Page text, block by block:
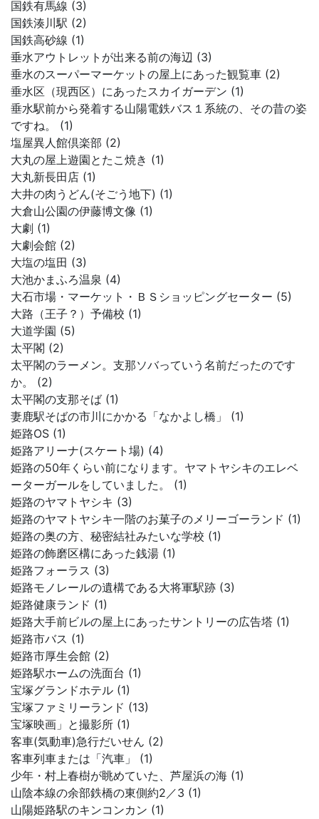
国鉄有馬線 (3)
国鉄湊川駅 (2)
国鉄高砂線 (1)
垂水アウトレットが出来る前の海辺 (3)
垂水のスーパーマーケットの屋上にあった観覧車 (2)
垂水区（現西区）にあったスカイガーデン (1)
垂水駅前から発着する山陽電鉄バス１系統の、その昔の姿
ですね。 (1)
塩屋異人館倶楽部 (2)
大丸の屋上遊園とたこ焼き (1)
大丸新長田店 (1)
大井の肉うどん(そごう地下) (1)
大倉山公園の伊藤博文像 (1)
大劇 (1)
大劇会館 (2)
大塩の塩田 (3)
大池かまふろ温泉 (4)
大石市場・マーケット・ＢＳショッピングセーター (5)
大路（王子？）予備校 (1)
大道学園 (5)
太平閣 (2)
太平閣のラーメン。支那ソバっていう名前だったのです
か。 (2)
太平閣の支那そば (1)
妻鹿駅そばの市川にかかる「なかよし橋」 (1)
姫路OS (1)
姫路アリーナ(スケート場) (4)
姫路の50年くらい前になります。ヤマトヤシキのエレベ
ーターガールをしていました。 (1)
姫路のヤマトヤシキ (3)
姫路のヤマトヤシキ一階のお菓子のメリーゴーランド (1)
姫路の奥の方、秘密結社みたいな学校 (1)
姫路の飾磨区構にあった銭湯 (1)
姫路フォーラス (3)
姫路モノレールの遺構である大将軍駅跡 (3)
姫路健康ランド (1)
姫路大手前ビルの屋上にあったサントリーの広告塔 (1)
姫路市バス (1)
姫路市厚生会館 (2)
姫路駅ホームの洗面台 (1)
宝塚グランドホテル (1)
宝塚ファミリーランド (13)
宝塚映画」と撮影所 (1)
客車(気動車)急行だいせん (2)
客車列車または「汽車」 (1)
少年・村上春樹が眺めていた、芦屋浜の海 (1)
山陰本線の余部鉄橋の東側約2／3 (1)
山陽姫路駅のキンコンカン (1)